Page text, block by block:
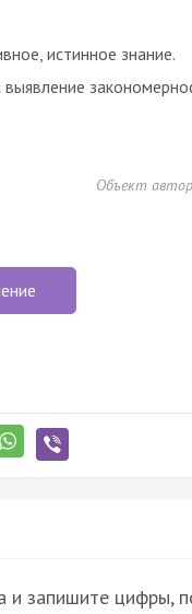
истинное знание.
Объект
и запишите цифры,